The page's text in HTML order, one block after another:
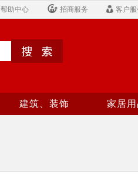
客户服
招商服务
帮助中心
建筑、装饰 家居用